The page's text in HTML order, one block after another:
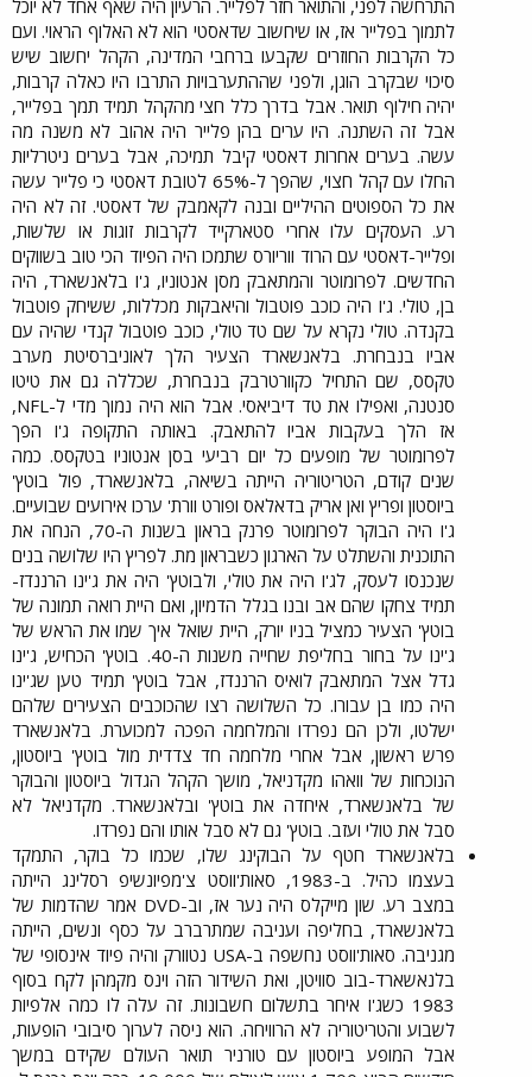
התרחשה לפני, והתואר חזר לפלייר. הרעיון היה שאף אחד לא יוכל
לתמוך בפלייר אז, או שיחשוב שדאסטי הוא לא האלוף הראוי. ועם
כל הקרבות החוזרים שקבעו ברחבי המדינה, הקהל יחשוב שיש
סיכוי שבקרב הוגן, ולפני שההתערבויות התרבו היו כאלה קרבות,
יהיה חילוף תואר. אבל בדרך כלל חצי מהקהל תמיד תמך בפלייר,
אבל זה השתנה. היו ערים בהן פלייר היה אהוב לא משנה מה
עשה. בערים אחרות דאסטי קיבל תמיכה, אבל בערים ניטרליות
החלו עם קהל חצוי, שהפך ל-65% לטובת דאסטי כי פלייר עשה
את כל הספוטים ההיליים ובנה לקאמבק של דאסטי. זה לא היה
רע. העסקים עלו אחרי סטארקייד לקרבות זוגות או שלשות,
ופלייר-דאסטי עם הרוד ווריורס שתמכו היה הפיוד הכי טוב בשווקים
החדשים. לפרומוטר והמתאבק מסן אנטוניו, ג'ו בלאנשארד, היה
בן, טולי. ג'ו היה כוכב פוטבול והיאבקות מכללות, ששיחק פוטבול
בקנדה. טולי נקרא על שם טד טולי, כוכב פוטבול קנדי שהיה עם
אביו בנבחרת. בלאנשארד הצעיר הלך לאוניברסיטת מערב
טקסס, שם התחיל כקוורטרבק בנבחרת, שכללה גם את טיטו
סנטנה, ואפילו את טד דיביאסי. אבל הוא היה נמוך מדי ל-NFL,
אז הלך בעקבות אביו להתאבק. באותה התקופה ג'ו הפך
לפרומוטר של מופעים כל יום רביעי בסן אנטוניו בטקסס. כמה
שנים קודם, הטריטוריה הייתה בשיאה, בלאנשארד, פול בוטץ'
ביוסטון ופריץ ואן אריק בדאלאס ופורט וורת' ערכו אירועים שבועיים.
ג'ו היה הבוקר לפרומוטר פרנק בראון בשנות ה-70, הנחה את
התוכנית והשתלט על הארגון כשבראון מת. לפריץ היו שלושה בנים
שנכנסו לעסק, לג'ו היה את טולי, ולבוטץ' היה את ג'ינו הרננדז-
תמיד צחקו שהם אב ובנו בגלל הדמיון, ואם היית רואה תמונה של
בוטץ' הצעיר כמציל בניו יורק, היית שואל איך שמו את הראש של
ג'ינו על בחור בחליפת שחייה משנות ה-40. בוטץ' הכחיש, ג'ינו
גדל אצל המתאבק לואיס הרננדז, אבל בוטץ' תמיד טען שג'ינו
היה כמו בן עבורו. כל השלושה רצו שהכוכבים הצעירים שלהם
ישלטו, ולכן הם נפרדו והמלחמה הפכה למכוערת. בלאנשארד
פרש ראשון, אבל אחרי מלחמה חד צדדית מול בוטץ' ביוסטון,
הנוכחות של וואהו מקדניאל, מושך הקהל הגדול ביוסטון והבוקר
של בלאנשארד, איחדה את בוטץ' ובלאנשארד. מקדניאל לא
סבל את טולי ועזב. בוטץ' גם לא סבל אותו והם נפרדו.​
בלאנשארד חטף על הבוקינג שלו, שכמו כל בוקר, התמקד
בעצמו כהיל. ב-1983, סאות'ווסט צ'מפיונשיפ רסלינג הייתה
במצב רע. שון מייקלס היה נער אז, וב-DVD אמר שהדמות של
בלאנשארד, בחליפה ועניבה שמתרברב על כסף ונשים, הייתה
מגניבה. סאות'ווסט נחשפה ב-USA נטוורק והיה פיוד אינסופי של
בלנאשארד-בוב סוויטן, ואת השידור הזה וינס מקמהן לקח בסוף
1983 כשג'ו איחר בתשלום חשבונות. זה עלה לו כמה אלפיות
לשבוע והטריטוריה לא הרוויחה. הוא ניסה לערוך סיבובי הופעות,
אבל המופע ביוסטון עם טורניר תואר העולם שקידם במשך